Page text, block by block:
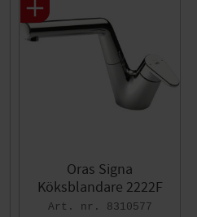
Oras Signa
Köksblandare 2222F
8310577